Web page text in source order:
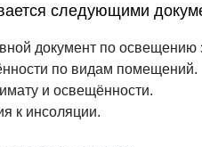
следующими
документ по освещению
по видам помещений.
и освещённости.
к инсоляции.